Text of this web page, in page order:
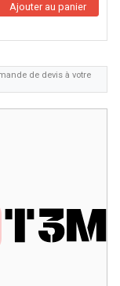
de devis à votre
Ajouter au panier